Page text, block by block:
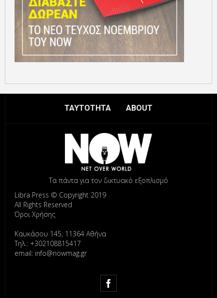
ΤΑΥΤΟΤΗΤΑ ABOUT
Τα πάντα για τον δικτυακό εξοπλισμό
Libra Press © Copyright 2019
All Rights Reserved
Όροι Χρήσης
Καυκάσου 145, 11364 Αθήνα
Τηλ.: +302108815417
email: info@nowmag.gr